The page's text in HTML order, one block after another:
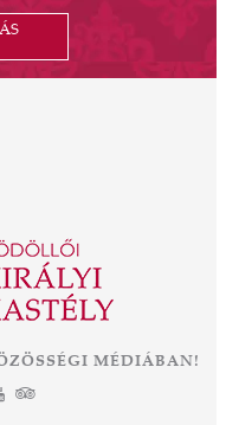
MÉDIÁBAN!